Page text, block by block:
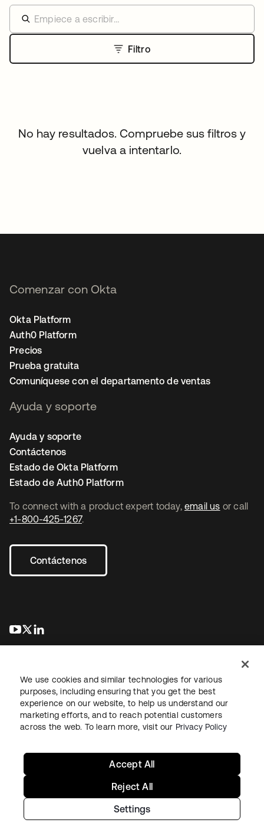
Filtro
No hay resultados. Compruebe sus filtros y
vuelva a intentarlo.
To connect with a product expert today, email us or call
+1-800-425-1267.
Contáctenos
se abre en una pestaña nueva
se abre en una pestaña nueva
Comenzar con Okta
Okta Platform
Auth0 Platform
Precios
Prueba gratuita
Comuníquese con el departamento de ventas
Ayuda y soporte
Ayuda y soporte
Contáctenos
Estado de Okta Platform
Estado de Auth0 Platform
Información legalPolítica de privacidadTérminos del sitio
Seguridad Mapa del sitioPreferencias de cookies
Copyright © 2026 Okta. Todos los derechos reservados.
We use cookies and similar technologies for various
purposes, including ensuring that you get the best
experience on our website, to help us understand our
marketing efforts, and to reach potential customers
across the web. To learn more, visit our Privacy Policy
Settings
Reject All
Accept All